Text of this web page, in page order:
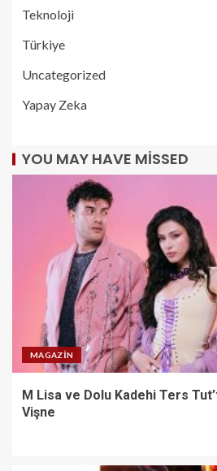
Teknoloji
Türkiye
Uncategorized
Yapay Zeka
YOU MAY HAVE MISSED
MAGAZIN
M Lisa ve Dolu Kadehi Ters
Vişne